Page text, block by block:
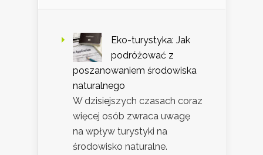
Eko-turystyka: Jak
podróżować z
poszanowaniem środowiska
naturalnego
W dzisiejszych czasach coraz
więcej osób zwraca uwagę
na wpływ turystyki na
środowisko naturalne.